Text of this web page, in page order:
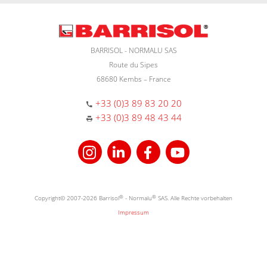
BARRISOL - NORMALU SAS
Route du Sipes
68680 Kembs – France
+33 (0)3 89 83 20 20
+33 (0)3 89 48 43 44
Copyright© 2007-2026 Barrisol® - Normalu® SAS. Alle Rechte vorbehalten
Impressum